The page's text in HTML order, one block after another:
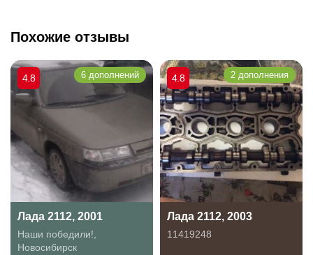
Похожие отзывы
Лада 2112, 2001
Наши победили!
Новосибирск
4.8 6 дополнений
Лада 2112, 2003
11419248
4.8 2 дополнения